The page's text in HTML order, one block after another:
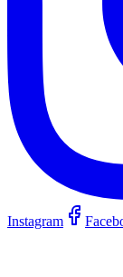
Instagram